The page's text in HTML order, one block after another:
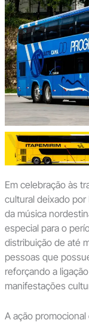
Em celebração às
cultural deixado
da música
especial para o
distribuição de até
pessoas que
reforçando a
manifestações
A ação